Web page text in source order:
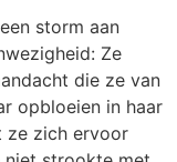
storm aan
Ze
die ze van
opbloeien in haar
ze zich ervoor